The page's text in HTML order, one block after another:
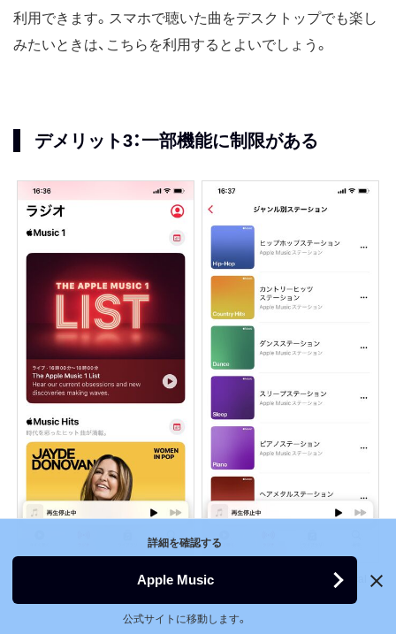
利用できます。スマホで聴いた曲をデスクトップでも楽し
みたいときは、こちらを利用するとよいでしょう。
デメリット3：一部機能に制限がある
Apple Musicのラジオやステーションなどの機能はApple Music Classical
詳細を確認する
Apple Music
公式サイトに移動します。